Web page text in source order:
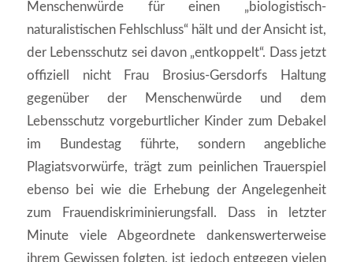
Menschenwürde für einen „biologistisch-
naturalistischen Fehlschluss“ hält und der Ansicht ist,
der Lebensschutz sei davon „entkoppelt“. Dass jetzt
offiziell nicht Frau Brosius-Gersdorfs Haltung
gegenüber der Menschenwürde und dem
Lebensschutz vorgeburtlicher Kinder zum Debakel
im Bundestag führte, sondern angebliche
Plagiatsvorwürfe, trägt zum peinlichen Trauerspiel
ebenso bei wie die Erhebung der Angelegenheit
zum Frauendiskriminierungsfall. Dass in letzter
Minute viele Abgeordnete dankenswerterweise
ihrem Gewissen folgten, ist jedoch entgegen vielen